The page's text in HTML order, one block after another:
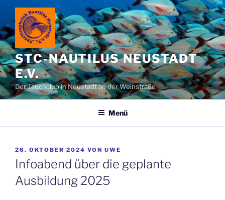
Zum
Inhalt
springen
STC-NAUTILUS NEUSTADT
E.V.
Der Tauchclub in Neustadt an der Weinstraße
Menü
VERÖFFENTLICHT
AM
26. OKTOBER 2024 VON UWE
Infoabend über die geplante
Ausbildung 2025